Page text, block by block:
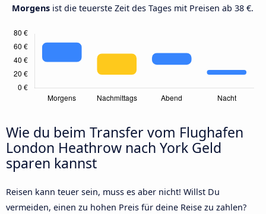
Morgens ist die teuerste Zeit des Tages mit Preisen ab 38 €.
Wie du beim Transfer vom Flughafen
London Heathrow nach York Geld
sparen kannst
Reisen kann teuer sein, muss es aber nicht! Willst Du
vermeiden, einen zu hohen Preis für deine Reise zu zahlen?